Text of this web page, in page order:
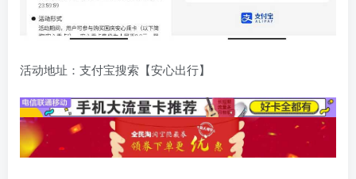
活动地址：支付宝搜索【安心出行】